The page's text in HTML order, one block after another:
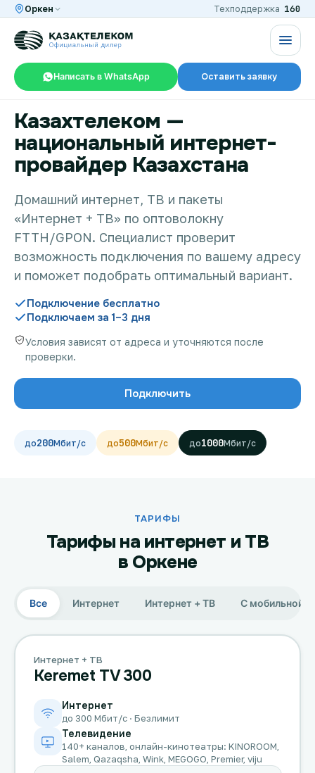
Оркен Техподдержка 160
Написать в WhatsApp Оставить заявку
Интернет и ТВ в частном доме
Интернет в офис
TV+
Проверить возможность подключения
Проверить возможность подключения по названию
Заявка на подбор тарифа
Подключиться к КазахТелеком
Казахтелеком —
национальный интернет-
провайдер Казахстана
Домашний интернет, ТВ и пакеты
«Интернет + ТВ» по оптоволокну
FTTH/GPON. Специалист проверит
возможность подключения по вашему адресу
и поможет подобрать оптимальный вариант.
Подключение бесплатно
Подключаем за 1–3 дня
Условия зависят от адреса и уточняются после
проверки.
Подключить
200 500 1000
ТАРИФЫ
Тарифы на интернет и ТВ
в Оркене
Все Интернет Интернет + ТВ С мобильной
Интернет + ТВ
Keremet TV 300
Интернет
до 300 Мбит/с · Безлимит
Телевидение
140+ каналов, онлайн-кинотеатры: KINOROOM,
Salem, Qazaqsha, Wink, MEGOGO, Premier, viju